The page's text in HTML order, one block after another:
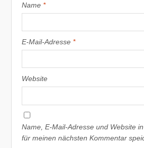
Name *
E-Mail-Adresse *
Website
Name, E-Mail-Adresse und Website
für meinen nächsten Kommentar